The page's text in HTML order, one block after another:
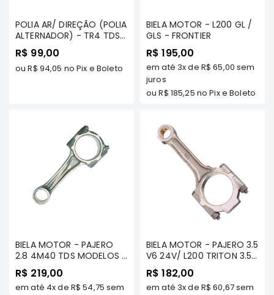
Outlander
Motor
Suspensão
Freio
Correias
Transmissão
Elétrica
Correias
Transmissão
POLIA AR/ DIREÇÃO (POLIA
ALTERNADOR) - TR4 TDS /
IO TDS/ PAJERO 3.0 V6
24V/ 3.5 V6 - FRONTIER -
15526
R$ 99,00
ouR$ 94,05 no Pix e Boleto
BIELA MOTOR - L200 GL /
GLS - FRONTIER
R$ 195,00
em até 3xde R$ 65,00 sem
juros
ouR$ 185,25 no Pix e Boleto
BIELA MOTOR - PAJERO
2.8 4M40 TDS MODELOS -
FRONTIER
R$ 219,00
em até 4xde R$ 54,75 sem
BIELA MOTOR - PAJERO 3.5
V6 24V/ L200 TRITON 3.5
V6/ DAKAR 3.5 TDS/
PAJERO FULL 3.8 V6
(ECXETO MOTOR MIVEC)
R$ 182,00
em até 3xde R$ 60,67sem